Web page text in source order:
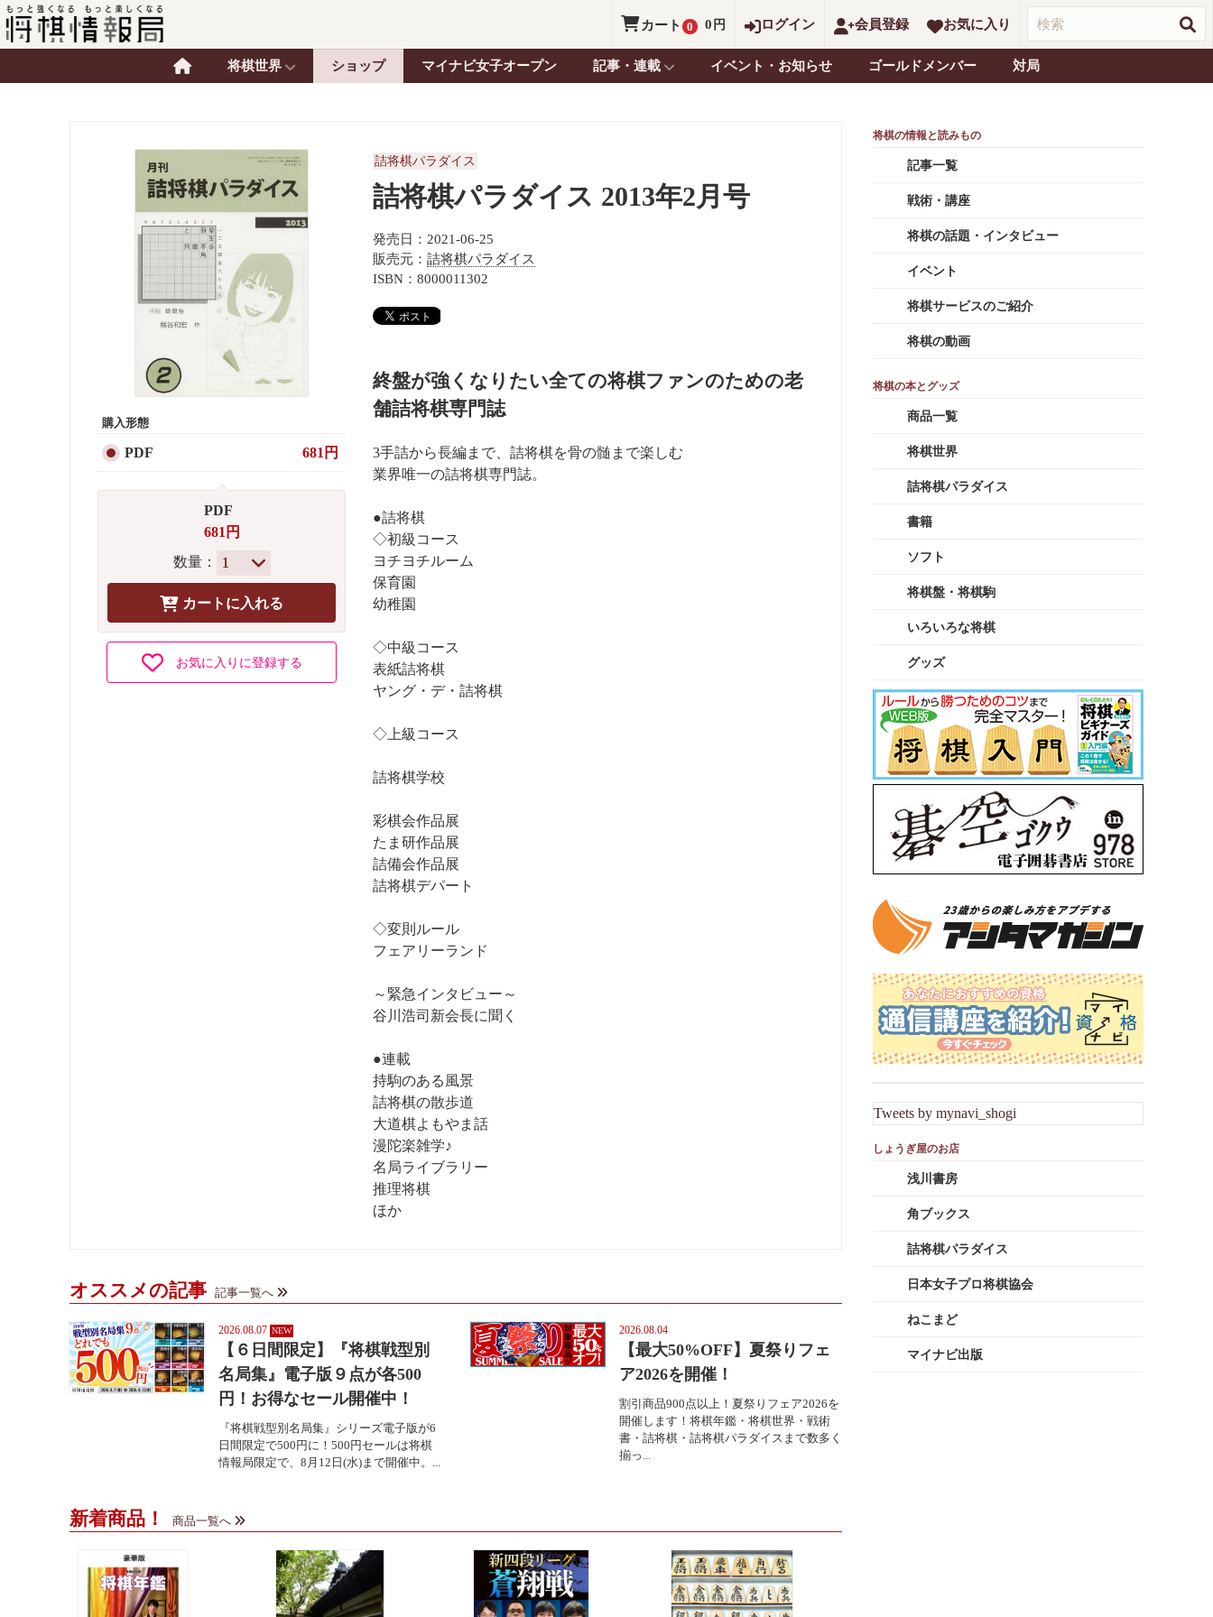
カート 0 0 円 ログイン 会員登録 お気に入り
将棋世界 ショップ マイナビ女子オープン 記事・連載 イベント・お知らせ ゴールドメンバー 対局
購入形態
PDF 681円
PDF
681円
数量：
お気に入りに登録する
詰将棋パラダイス
詰将棋パラダイス 2013年2月号
発売日：2021-06-25
販売元： 詰将棋パラダイス
ISBN：8000011302
終盤が強くなりたい全ての将棋ファンのための老
舗詰将棋専門誌
3手詰から長編まで、詰将棋を骨の髄まで楽しむ
業界唯一の詰将棋専門誌。
●詰将棋
◇初級コース
ヨチヨチルーム
保育園
幼稚園
◇中級コース
表紙詰将棋
ヤング・デ・詰将棋
◇上級コース
詰将棋学校
彩棋会作品展
たま研作品展
詰備会作品展
詰将棋デパート
◇変則ルール
フェアリーランド
～緊急インタビュー～
谷川浩司新会長に聞く
●連載
持駒のある風景
詰将棋の散歩道
大道棋よもやま話
漫陀楽雑学♪
名局ライブラリー
推理将棋
ほか
オススメの記事 記事一覧へ
2026.08.07
【６日間限定】『将棋戦型別
名局集』電子版９点が各500
円！お得なセール開催中！
『将棋戦型別名局集』シリーズ電子版が6
日間限定で500円に！500円セールは将棋
情報局限定で、8月12日(水)まで開催中。...
2026.08.04
【最大50%OFF】夏祭りフェ
ア2026を開催！
割引商品900点以上！夏祭りフェア2026を
開催します！将棋年鑑・将棋世界・戦術
書・詰将棋・詰将棋パラダイスまで数多く
揃っ...
新着商品！ 商品一覧へ
記事一覧
戦術・講座
将棋の話題・インタビュー
イベント
将棋サービスのご紹介
将棋の動画
商品一覧
将棋世界
詰将棋パラダイス
書籍
ソフト
将棋盤・将棋駒
いろいろな将棋
グッズ
Tweets by mynavi_shogi
浅川書房
角ブックス
詰将棋パラダイス
日本女子プロ将棋協会
ねこまど
マイナビ出版